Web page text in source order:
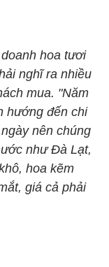
hoa tươi
nghĩ ra nhiều
mua. "Năm
hướng đến chi
nên chúng
như Đà Lạt,
hoa kẽm
giá cả phải